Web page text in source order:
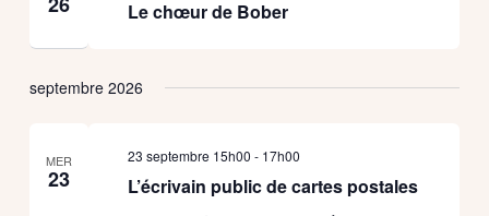
Le chœur de Bober
septembre 2026
MER
23 L’écrivain public de cartes postales
23 septembre 15h00 - 17h00